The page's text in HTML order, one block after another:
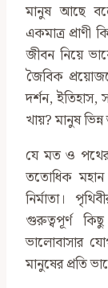
মানুষ আছে
একমাত্র প্রাণী
জীবন নিয়ে
জৈবিক
দর্শন, ইতিহাস,
খায়? মানুষ
যে মত ও
ততোধিক মহান
নির্মাতা।
গুরুত্বপূর্ণ
ভালোবাসার
মানুষের প্রতি